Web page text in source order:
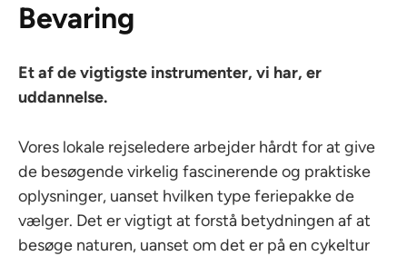
Bevaring
Et af de vigtigste instrumenter, vi har, er
uddannelse.
Vores lokale rejseledere arbejder hårdt for at give
de besøgende virkelig fascinerende og praktiske
oplysninger, uanset hvilken type feriepakke de
vælger. Det er vigtigt at forstå betydningen af at
besøge naturen, uanset om det er på en cykeltur